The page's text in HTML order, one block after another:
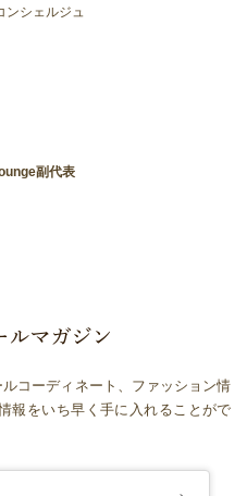
ンシェルジュ
副代表
コーディネート、ファッション情
報をいち早く手に入れることがで